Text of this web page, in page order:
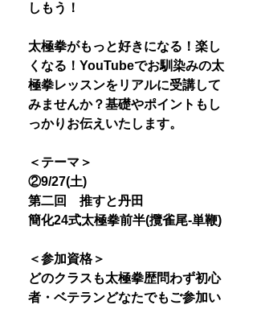
しもう！
太極拳がもっと好きになる！楽し
くなる！YouTubeでお馴染みの太
極拳レッスンをリアルに受講して
みませんか？基礎やポイントもし
っかりお伝えいたします。
＜テーマ＞
②9/27(土)
第二回 推すと丹田
簡化24式太極拳前半(攬雀尾-単鞭)
＜参加資格＞
どのクラスも太極拳歴問わず初心
者・ベテランどなたでもご参加い